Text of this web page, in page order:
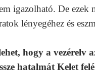
igazolható. De ezek
lényegéhez és
hogy a vezérelv
hatalmát Kelet felé